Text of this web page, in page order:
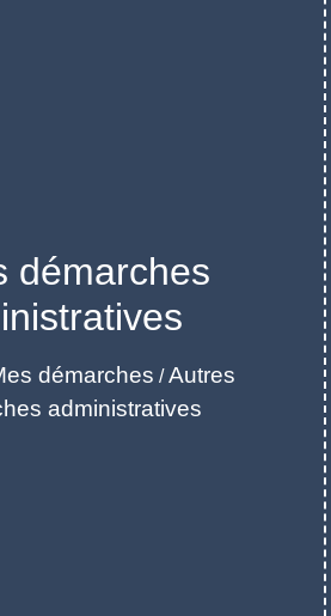
démarches
démarches /Autres
administratives